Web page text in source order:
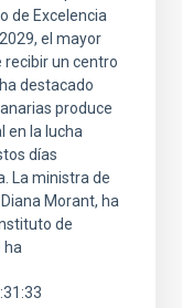
de Excelencia
el mayor
un centro
destacado
produce
en la lucha
días
La ministra de
Morant, ha
de
ha